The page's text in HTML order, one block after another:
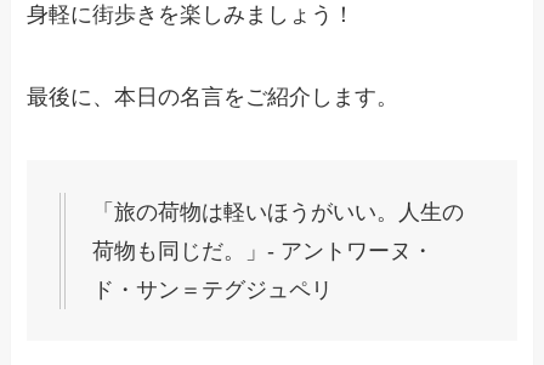
身軽に街歩きを楽しみましょう！
最後に、本日の名言をご紹介します。
「旅の荷物は軽いほうがいい。人生の
荷物も同じだ。」- アントワーヌ・
ド・サン＝テグジュペリ